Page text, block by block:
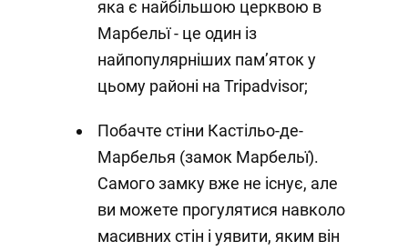
яка є найбільшою церквою в
Марбельї - це один із
найпопулярніших пам’яток у
цьому районі на Tripadvisor;
Побачте стіни Кастільо-де-
Марбелья (замок Марбельї).
Самого замку вже не існує, але
ви можете прогулятися навколо
масивних стін і уявити, яким він